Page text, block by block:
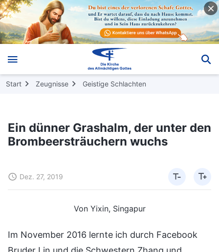
Start Zeugnisse Geistige Schlachten
Ein dünner Grashalm, der unter den
Brombeersträuchern wuchs
Dez. 27, 2019
Von Yixin, Singapur
Im November 2016 lernte ich durch Facebook